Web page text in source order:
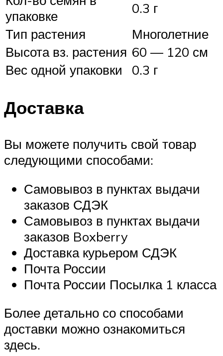
упаковке
0.3 г
Тип растения
Многолетние
Высота вз. растения 60 — 120 см
Вес одной упаковки
0.3 г
Доставка
Вы можете получить свой товар
следующими способами:
Самовывоз в пунктах выдачи
заказов СДЭК
Самовывоз в пунктах выдачи
заказов Boxberry
Доставка курьером СДЭК
Почта России
Почта России Посылка 1 класса
Более детально со способами
доставки можно ознакомиться
здесь.